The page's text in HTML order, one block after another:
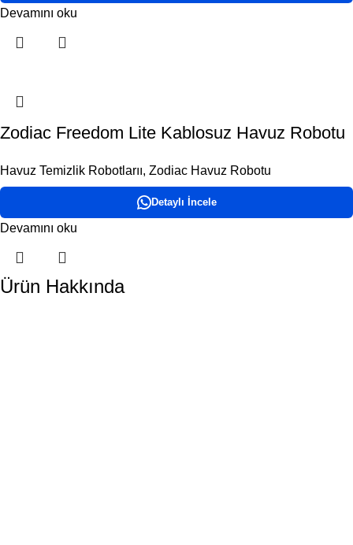
Devamını oku
Zodiac Freedom Lite Kablosuz Havuz Robotu
Havuz Temizlik Robotlarıı, Zodiac Havuz Robotu
Detaylı İncele
Devamını oku
Ürün Hakkında